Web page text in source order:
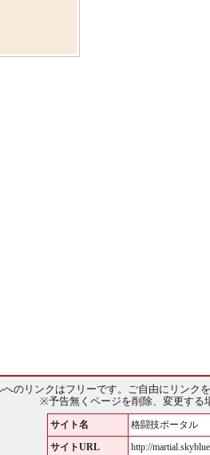
のリンクはフリーです。ご自由にリンク
※予告無くページを削除、変更する
サイト名 格闘技ポータル
サイトURL http://